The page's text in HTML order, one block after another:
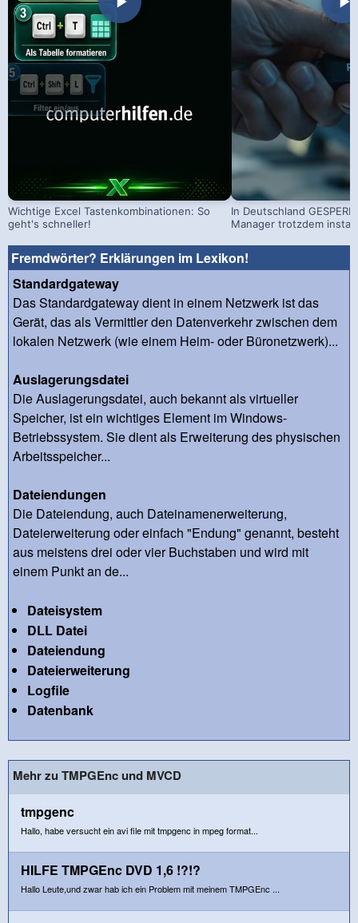
Wichtige Excel Tastenkombinationen: So
geht's schneller!
In Deutschland
Manager trotzdem
Fremdwörter? Erklärungen im Lexikon!
Standardgateway
Das Standardgateway dient in einem Netzwerk ist das
Gerät, das als Vermittler den Datenverkehr zwischen dem
lokalen Netzwerk (wie einem Heim- oder Büronetzwerk)...
Auslagerungsdatei
Die Auslagerungsdatei, auch bekannt als virtueller
Speicher, ist ein wichtiges Element im Windows-
Betriebssystem. Sie dient als Erweiterung des physischen
Arbeitsspeicher...
Dateiendungen
Die Dateiendung, auch Dateinamenerweiterung,
Dateierweiterung oder einfach "Endung" genannt, besteht
aus meistens drei oder vier Buchstaben und wird mit
einem Punkt an de...
Dateisystem
DLL Datei
Dateiendung
Dateierweiterung
Logfile
Datenbank
Mehr zu TMPGEnc und MVCD
tmpgenc
Hallo, habe versucht ein avi file mit tmpgenc in mpeg format...
HILFE TMPGEnc DVD 1,6 !?!?
Hallo Leute,und zwar hab ich ein Problem mit meinem TMPGEnc ...